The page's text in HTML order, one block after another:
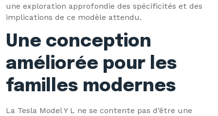
une exploration approfondie des spécificités et des
implications de ce modèle attendu.
Une conception
améliorée pour les
familles modernes
La Tesla Model Y L ne se contente pas d’être une